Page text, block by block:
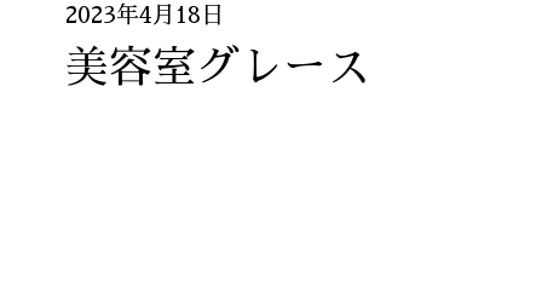
2023年4月18日
美容室グレース